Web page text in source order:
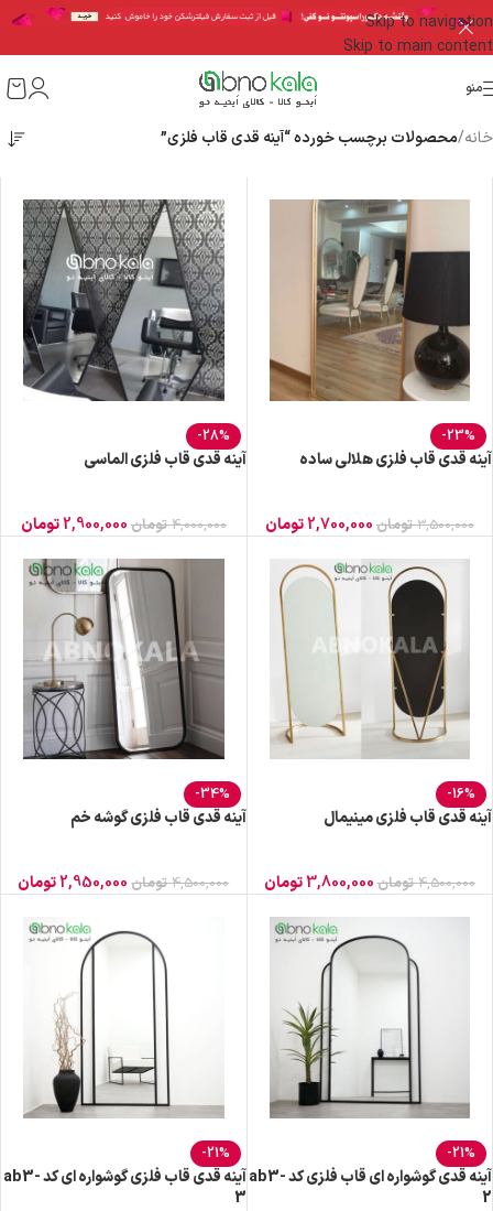
Skip to navigation
Skip to main content
منو
خانه/محصولات برچسب خورده “آینه قدی قاب فلزی”
-23%
آینه قدی قاب فلزی هلالی ساده
3,500,000 تومان 2,700,000تومان
-28%
آینه قدی قاب فلزی الماسی
4,000,000 تومان 2,900,000تومان
-16%
آینه قدی قاب فلزی مینیمال
4,500,000 تومان 3,800,000تومان
-34%
آینه قدی قاب فلزی گوشه خم
4,500,000 تومان 2,950,000تومان
-21%
آینه قدی گوشواره ای قاب فلزی کد ab3-
2
-21%
آینه قدی قاب فلزی گوشواره ای کد ab3-
3